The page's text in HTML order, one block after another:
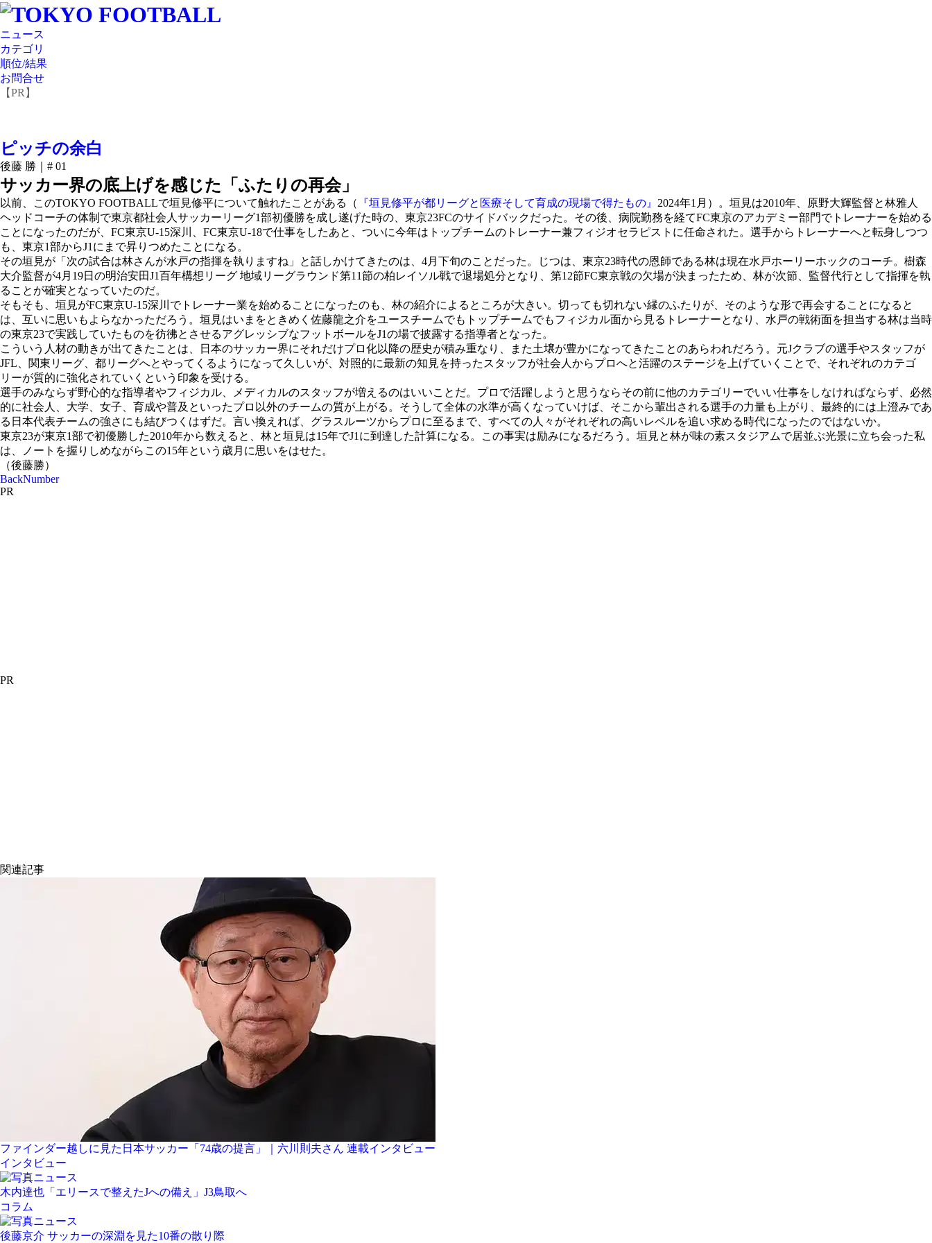
ニュース
カテゴリ
順位/結果
お問合せ
【PR】
ピッチの余白
後藤 勝｜ # 01
サッカー界の底上げを感じた「ふたりの再会」
以前、このTOKYO FOOTBALLで垣見修平について触れたことがある（ 『垣見修平が都リーグと医療そして育成の現場で得たもの』 2024年1月）。垣見は2010年、原野大輝監督と林雅人
ヘッドコーチの体制で東京都社会人サッカーリーグ1部初優勝を成し遂げた時の、東京23FCのサイドバックだった。その後、病院勤務を経てFC東京のアカデミー部門でトレーナーを始める
ことになったのだが、FC東京U-15深川、FC東京U-18で仕事をしたあと、ついに今年はトップチームのトレーナー兼フィジオセラピストに任命された。選手からトレーナーへと転身しつつ
も、東京1部からJ1にまで昇りつめたことになる。
その垣見が「次の試合は林さんが水戸の指揮を執りますね」と話しかけてきたのは、4月下旬のことだった。じつは、東京23時代の恩師である林は現在水戸ホーリーホックのコーチ。樹森
大介監督が4月19日の明治安田J1百年構想リーグ 地域リーグラウンド第11節の柏レイソル戦で退場処分となり、第12節FC東京戦の欠場が決まったため、林が次節、監督代行として指揮を執
ることが確実となっていたのだ。
そもそも、垣見がFC東京U-15深川でトレーナー業を始めることになったのも、林の紹介によるところが大きい。切っても切れない縁のふたりが、そのような形で再会することになると
は、互いに思いもよらなかっただろう。垣見はいまをときめく佐藤龍之介をユースチームでもトップチームでもフィジカル面から見るトレーナーとなり、水戸の戦術面を担当する林は当時
の東京23で実践していたものを彷彿とさせるアグレッシブなフットボールをJ1の場で披露する指導者となった。
こういう人材の動きが出てきたことは、日本のサッカー界にそれだけプロ化以降の歴史が積み重なり、また土壌が豊かになってきたことのあらわれだろう。元Jクラブの選手やスタッフが
JFL、関東リーグ、都リーグへとやってくるようになって久しいが、対照的に最新の知見を持ったスタッフが社会人からプロへと活躍のステージを上げていくことで、それぞれのカテゴ
リーが質的に強化されていくという印象を受ける。
選手のみならず野心的な指導者やフィジカル、メディカルのスタッフが増えるのはいいことだ。プロで活躍しようと思うならその前に他のカテゴリーでいい仕事をしなければならず、必然
的に社会人、大学、女子、育成や普及といったプロ以外のチームの質が上がる。そうして全体の水準が高くなっていけば、そこから輩出される選手の力量も上がり、最終的には上澄みであ
る日本代表チームの強さにも結びつくはずだ。言い換えれば、グラスルーツからプロに至るまで、すべての人々がそれぞれの高いレベルを追い求める時代になったのではないか。
東京23が東京1部で初優勝した2010年から数えると、林と垣見は15年でJ1に到達した計算になる。この事実は励みになるだろう。垣見と林が味の素スタジアムで居並ぶ光景に立ち会った私
は、ノートを握りしめながらこの15年という歳月に思いをはせた。
（後藤勝）
BackNumber
PR
PR
関連記事
ファインダー越しに見た日本サッカー「74歳の提言」｜六川則夫さん 連載インタビュー
インタビュー
木内達也「エリースで整えたJへの備え」J3鳥取へ
コラム
後藤京介 サッカーの深淵を見た10番の散り際